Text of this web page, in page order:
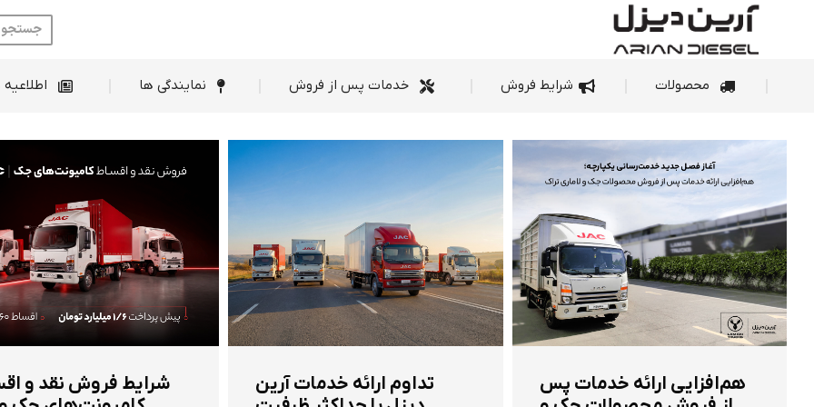
محصولات شرایط فروش خدمات پس از فروش نمایندگی ها
هم‌افزایی ارائه خدمات پس
تداوم ارائه خدمات آرین
شرایط فروش نقد و